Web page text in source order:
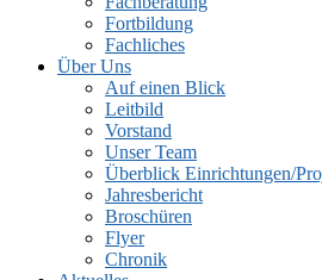
Fortbildung
Fachliches
Über Uns
Auf einen Blick
Leitbild
Vorstand
Unser Team
Überblick Einrichtungen/
Jahresbericht
Broschüren
Flyer
Chronik